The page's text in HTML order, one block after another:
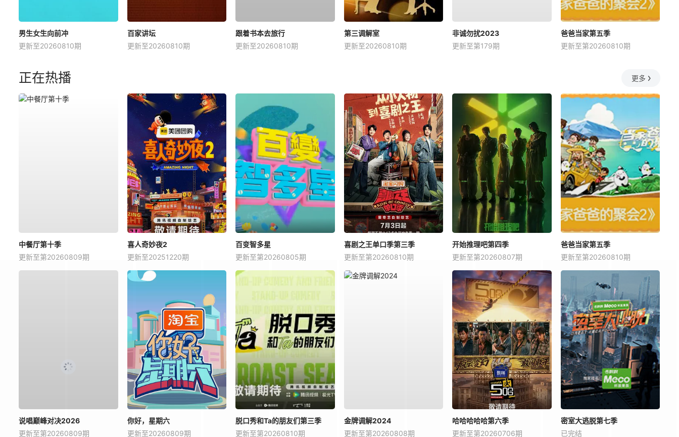
男生女生向前冲
更新至20260810期
百家讲坛
更新至20260810期
跟着书本去旅行
更新至20260810期
第三调解室
更新至20260810期
非诚勿扰2023
更新至第179期
爸爸当家第五季
更新至第20260810期
正在热播 更多
中餐厅第十季
更新至第20260809期
喜人奇妙夜2
更新至20251220期
百变智多星
更新至第20260805期
喜剧之王单口季第三季
更新至第20260810期
开始推理吧第四季
更新至第20260807期
爸爸当家第五季
更新至第20260810期
说唱巅峰对决2026
更新至第20260809期
你好，星期六
更新至20260809期
脱口秀和Ta的朋友们第三季
更新至第20260810期
金牌调解2024
更新至第20260808期
哈哈哈哈哈第六季
更新至第20260706期
密室大逃脱第七季
已完结